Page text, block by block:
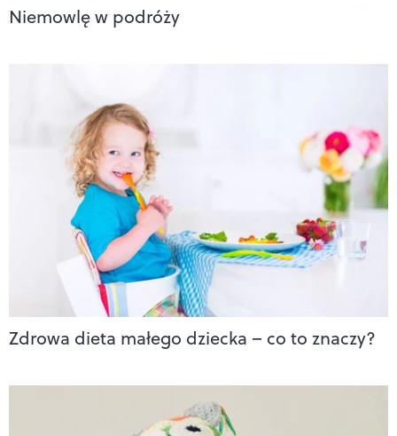
Niemowlę w podróży
Zdrowa dieta małego dziecka – co to znaczy?